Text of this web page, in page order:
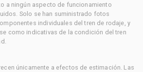
a ningún aspecto de funcionamiento
Solo se han suministrado fotos
individuales del tren de rodaje, y
como indicativas de la condición del tren
únicamente a efectos de estimación. Las